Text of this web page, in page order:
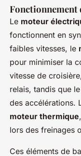
Fonctionnement
Le moteur
fonctionnent en
faibles vitesses, le
pour minimiser la
vitesse de
relais, tandis que le
des accélérations.
moteur thermique
lors des freinages
Ces éléments de